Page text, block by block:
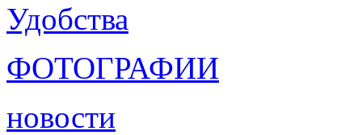
Удобства
ФОТОГРАФИИ
новости